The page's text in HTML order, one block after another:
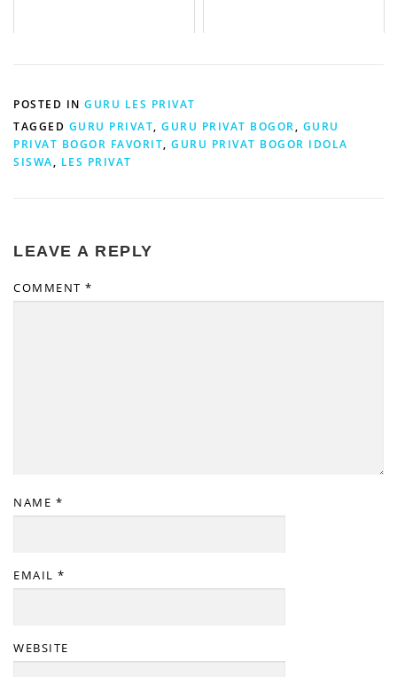
POSTED IN GURU LES PRIVAT
TAGGED GURU PRIVAT, GURU PRIVAT BOGOR, GURU
PRIVAT BOGOR FAVORIT, GURU PRIVAT BOGOR IDOLA
SISWA, LES PRIVAT
LEAVE A REPLY
COMMENT *
NAME *
EMAIL *
WEBSITE